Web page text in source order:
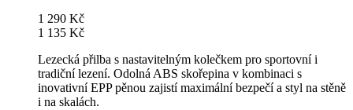
1 290 Kč
1 135 Kč
Lezecká přilba s nastavitelným kolečkem pro sportovní i
tradiční lezení. Odolná ABS skořepina v kombinaci s
inovativní EPP pěnou zajistí maximální bezpečí a styl na stěně
i na skalách.